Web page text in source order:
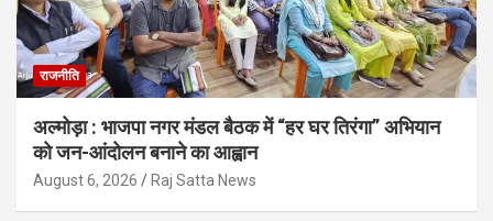
राजनीति
अल्मोड़ा : भाजपा नगर मंडल बैठक में “हर घर तिरंगा” अभियान
को जन-आंदोलन बनाने का आह्वान
August 6, 2026 Raj Satta News